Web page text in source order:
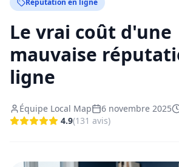
Réputation en ligne
Le vrai coût d'une
mauvaise
ligne
Équipe Local Map 6 novembre 2025
4.9(131 avis)